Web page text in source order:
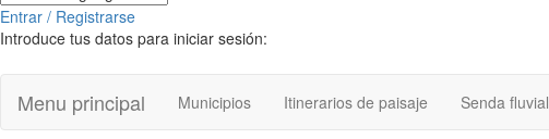
Entrar / Registrarse
Introduce tus datos para iniciar sesión:
Menu principal Municipios Itinerarios de paisaje Senda fluvial